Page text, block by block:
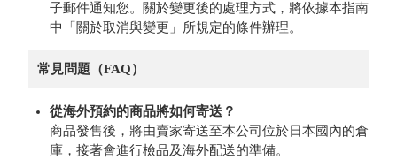
子郵件通知您。關於變更後的處理方式，將依據本指南
中「關於取消與變更」所規定的條件辦理。
常見問題（FAQ）
從海外預約的商品將如何寄送？
商品發售後，將由賣家寄送至本公司位於日本國內的倉
庫，接著會進行檢品及海外配送的準備。